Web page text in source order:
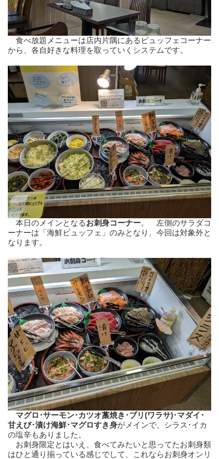
食べ放題メニューは店内片隅にあるビュッフェコーナー
から、各自好きな料理を取っていくシステムです。
本日のメインとなるお刺身コーナー。 左側のサラダコ
ーナーは「海鮮ビュッフェ」のみとなり、今回は対象外と
なります。
マグロ･サーモン･カツオ藁焼き･ブリ(ワラサ)･マダイ･
甘えび･漬け海鮮･マグロすき身がメインで、シラス･イカ
の塩辛もありました。
お刺身限定とはいえ、食べてみたいと思ってたお刺身類
はひと通り揃っている感じでして、これならお刺身オンリ